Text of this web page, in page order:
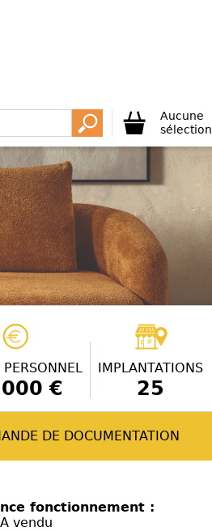
Aucune
sélection
PERSONNEL
€
IMPLANTATIONS
25
DE DOCUMENTATION
fonctionnement :
vendu